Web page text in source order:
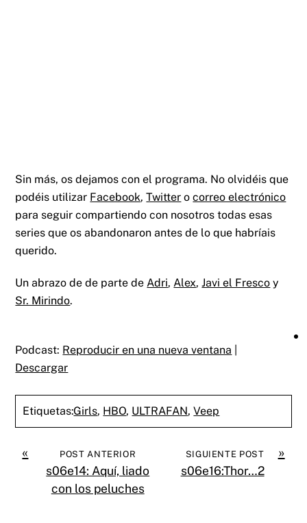
Sin más, os dejamos con el programa. No olvidéis que
podéis utilizar Facebook,Twitter ocorreo electrónico
para seguir compartiendo con nosotros todas esas
series que os abandonaron antes de lo que habríais
querido.
Un abrazo de de parte de Adri, Alex,Javi el Fresco y
Sr. Mirindo.
Podcast: Reproducir en una nueva ventana
Descargar
Etiquetas:Girls, HBO, ULTRAFAN,Veep
« POST ANTERIOR
s06e14: Aquí, liado
con los peluches
»
SIGUIENTE POST
s06e16:Thor…2